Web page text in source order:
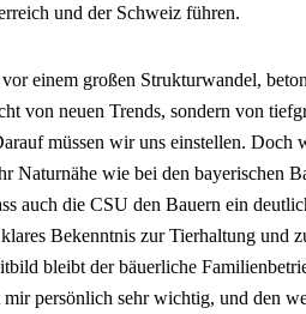
und der Schweiz führen.
einem großen Strukturwandel,
von neuen Trends, sondern von
müssen wir uns einstellen. Doch
Naturnähe wie bei den bayerischen
auch die CSU den Bauern ein
Bekenntnis zur Tierhaltung und
bleibt der bäuerliche
persönlich sehr wichtig, und den